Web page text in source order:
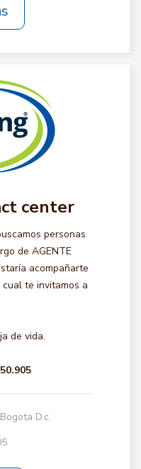
center
personas
de AGENTE
acompañarte
te invitamos a
de vida.
D.c.